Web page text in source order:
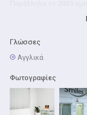
ιατρών τον Πολυχώρο
είναι διαχειριστής
ιατρικών και
CARE S.A.
Το 2017 ξεκίνησε και
ίδια φιλοσοφία και
ολοκληρωμένες
Γλώσσες
Αγγλικά
Φωτογραφίες